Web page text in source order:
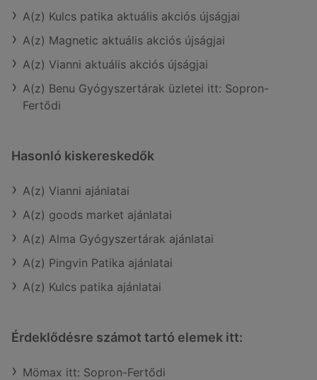
A(z) Kulcs patika aktuális akciós újságjai
A(z) Magnetic aktuális akciós újságjai
A(z) Vianni aktuális akciós újságjai
A(z) Benu Gyógyszertárak üzletei itt: Sopron-
Fertődi
Hasonló kiskereskedők
A(z) Vianni ajánlatai
A(z) goods market ajánlatai
A(z) Alma Gyógyszertárak ajánlatai
A(z) Pingvin Patika ajánlatai
A(z) Kulcs patika ajánlatai
Érdeklődésre számot tartó elemek itt:
Mömax itt: Sopron-Fertődi